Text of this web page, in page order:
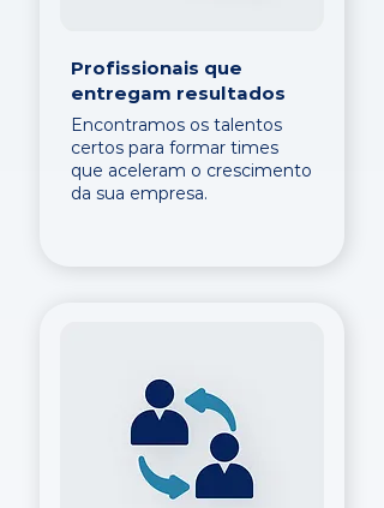
Profissionais que
entregam resultados
Encontramos os talentos
certos para formar times
que aceleram o crescimento
da sua empresa.